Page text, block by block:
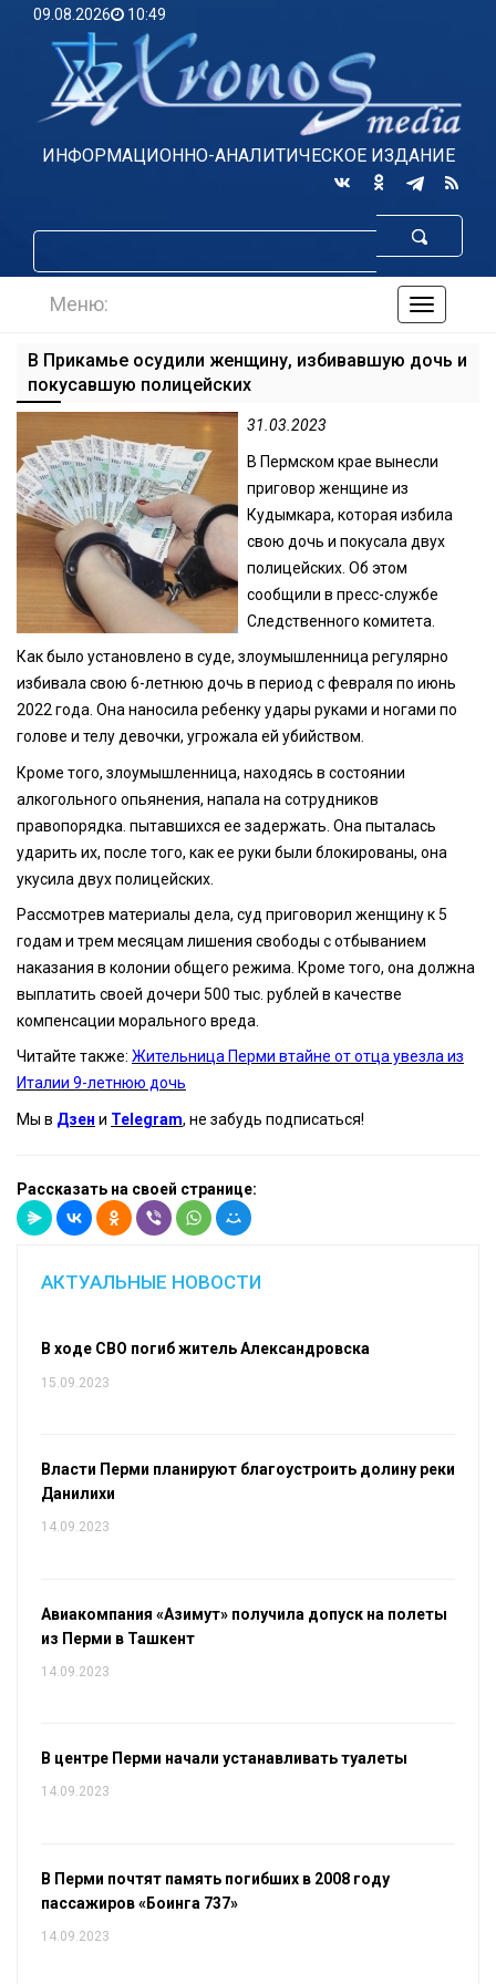
09.08.2026 10:49
ИНФОРМАЦИОННО-АНАЛИТИЧЕСКОЕ ИЗДАНИЕ
по
Меню:
В Прикамье осудили женщину, избивавшую дочь и
покусавшую полицейских
31.03.2023
В Пермском крае вынесли
приговор женщине из
Кудымкара, которая избила
свою дочь и покусала двух
полицейских. Об этом
сообщили в пресс-службе
Следственного комитета.
Как было установлено в суде, злоумышленница регулярно
избивала свою 6-летнюю дочь в период с февраля по июнь
2022 года. Она наносила ребенку удары руками и ногами по
голове и телу девочки, угрожала ей убийством.
Кроме того, злоумышленница, находясь в состоянии
алкогольного опьянения, напала на сотрудников
правопорядка. пытавшихся ее задержать. Она пыталась
ударить их, после того, как ее руки были блокированы, она
укусила двух полицейских.
Рассмотрев материалы дела, суд приговорил женщину к 5
годам и трем месяцам лишения свободы с отбыванием
наказания в колонии общего режима. Кроме того, она должна
выплатить своей дочери 500 тыс. рублей в качестве
компенсации морального вреда.
Читайте также: Жительница Перми втайне от отца увезла из
Италии 9-летнюю дочь
Мы в Дзен и Telegram, не забудь подписаться!
Рассказать на своей странице:
АКТУАЛЬНЫЕ НОВОСТИ
В ходе СВО погиб житель Александровска
15.09.2023
Власти Перми планируют благоустроить долину реки
Данилихи
14.09.2023
Авиакомпания «Азимут» получила допуск на полеты
из Перми в Ташкент
14.09.2023
В центре Перми начали устанавливать туалеты
14.09.2023
В Перми почтят память погибших в 2008 году
пассажиров «Боинга 737»
14.09.2023